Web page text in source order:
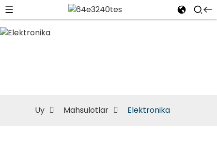
Uy Mahsulotlar Elektronika